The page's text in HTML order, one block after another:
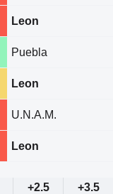
Leon
Puebla
Leon
U.N.A.M.
Leon
+2.5
+3.5